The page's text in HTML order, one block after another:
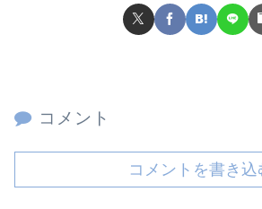
コメント
コメントを書き込